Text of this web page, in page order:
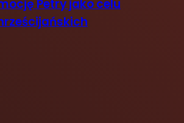
Petry jako celu